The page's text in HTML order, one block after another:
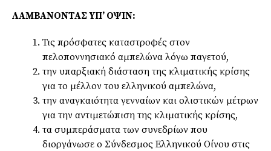
ΛΑΜΒΑΝΟΝΤΑΣ ΥΠ’ ΟΨΙΝ:
Τις πρόσφατες καταστροφές στον
πελοποννησιακό αμπελώνα λόγω παγετού,
την υπαρξιακή διάσταση της κλιματικής κρίσης
για το μέλλον του ελληνικού αμπελώνα,
την αναγκαιότητα γενναίων και ολιστικών μέτρων
για την αντιμετώπιση της κλιματικής κρίσης,
τα συμπεράσματα των συνεδρίων που
διοργάνωσε ο Σύνδεσμος Ελληνικού Οίνου στις